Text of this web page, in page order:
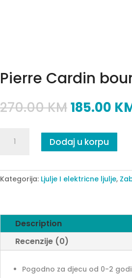
Pierre Cardin
270.00KM185.00
Cardin
quantity
Dodaj u korpu
Kategorija: Ljulje I elektricne ljulje,
Description
Recenzije (0)
Pogodno za djecu od 0-2